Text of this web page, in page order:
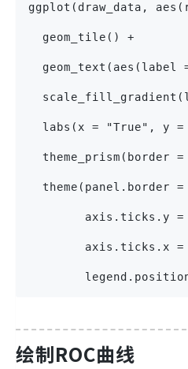
ggplot(draw_data,
  geom_tile() +
geom_text(aes(label
labs(x = "True", y
theme_prism(border =
theme(panel.border =
axis.ticks.y =
axis.ticks.x =
绘制ROC曲线